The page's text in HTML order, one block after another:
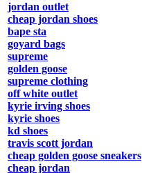
jordan outlet
cheap jordan shoes
bape sta
goyard bags
supreme
golden goose
supreme clothing
off white outlet
kyrie irving shoes
kyrie shoes
kd shoes
travis scott jordan
cheap golden goose sneakers
cheap jordan